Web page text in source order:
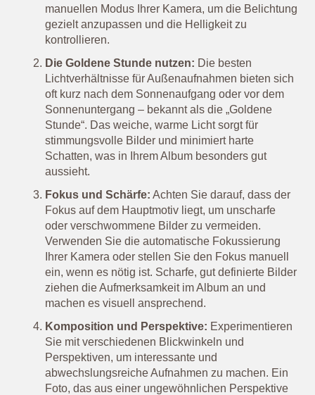
manuellen Modus Ihrer Kamera, um die Belichtung
gezielt anzupassen und die Helligkeit zu
kontrollieren.
Die Goldene Stunde nutzen: Die besten
Lichtverhältnisse für Außenaufnahmen bieten sich
oft kurz nach dem Sonnenaufgang oder vor dem
Sonnenuntergang – bekannt als die „Goldene
Stunde“. Das weiche, warme Licht sorgt für
stimmungsvolle Bilder und minimiert harte
Schatten, was in Ihrem Album besonders gut
aussieht.
Fokus und Schärfe: Achten Sie darauf, dass der
Fokus auf dem Hauptmotiv liegt, um unscharfe
oder verschwommene Bilder zu vermeiden.
Verwenden Sie die automatische Fokussierung
Ihrer Kamera oder stellen Sie den Fokus manuell
ein, wenn es nötig ist. Scharfe, gut definierte Bilder
ziehen die Aufmerksamkeit im Album an und
machen es visuell ansprechend.
Komposition und Perspektive: Experimentieren
Sie mit verschiedenen Blickwinkeln und
Perspektiven, um interessante und
abwechslungsreiche Aufnahmen zu machen. Ein
Foto, das aus einer ungewöhnlichen Perspektive